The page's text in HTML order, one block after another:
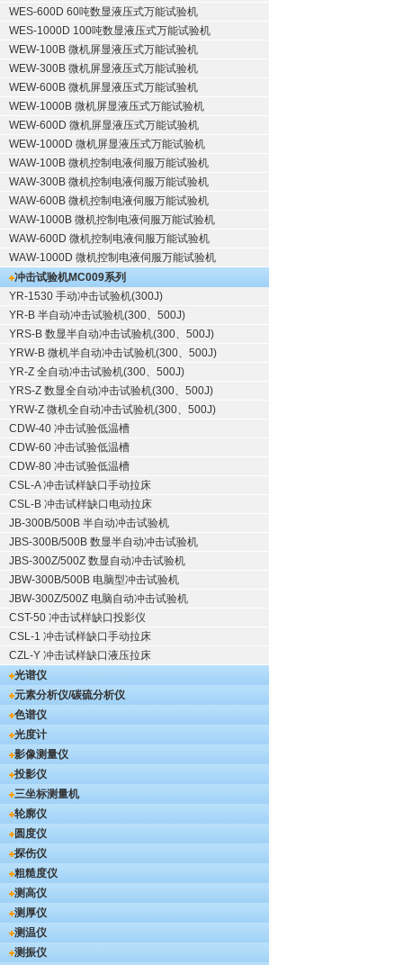
WES-600D 60吨数显液压式万能试验机
WES-1000D 100吨数显液压式万能试验机
WEW-100B 微机屏显液压式万能试验机
WEW-300B 微机屏显液压式万能试验机
WEW-600B 微机屏显液压式万能试验机
WEW-1000B 微机屏显液压式万能试验机
WEW-600D 微机屏显液压式万能试验机
WEW-1000D 微机屏显液压式万能试验机
WAW-100B 微机控制电液伺服万能试验机
WAW-300B 微机控制电液伺服万能试验机
WAW-600B 微机控制电液伺服万能试验机
WAW-1000B 微机控制电液伺服万能试验机
WAW-600D 微机控制电液伺服万能试验机
WAW-1000D 微机控制电液伺服万能试验机
冲击试验机MC009系列
YR-1530 手动冲击试验机(300J)
YR-B 半自动冲击试验机(300、500J)
YRS-B 数显半自动冲击试验机(300、500J)
YRW-B 微机半自动冲击试验机(300、500J)
YR-Z 全自动冲击试验机(300、500J)
YRS-Z 数显全自动冲击试验机(300、500J)
YRW-Z 微机全自动冲击试验机(300、500J)
CDW-40 冲击试验低温槽
CDW-60 冲击试验低温槽
CDW-80 冲击试验低温槽
CSL-A 冲击试样缺口手动拉床
CSL-B 冲击试样缺口电动拉床
JB-300B/500B 半自动冲击试验机
JBS-300B/500B 数显半自动冲击试验机
JBS-300Z/500Z 数显自动冲击试验机
JBW-300B/500B 电脑型冲击试验机
JBW-300Z/500Z 电脑自动冲击试验机
CST-50 冲击试样缺口投影仪
CSL-1 冲击试样缺口手动拉床
CZL-Y 冲击试样缺口液压拉床
光谱仪
元素分析仪/碳硫分析仪
色谱仪
光度计
影像测量仪
投影仪
三坐标测量机
轮廓仪
圆度仪
探伤仪
粗糙度仪
测高仪
测厚仪
测温仪
测振仪